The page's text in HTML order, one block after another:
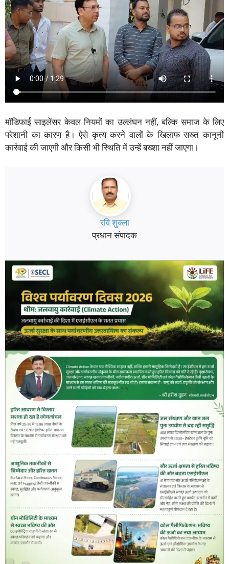
मॉडिफाई साइलेंसर केवल नियमों का उल्लंघन नहीं, बल्कि समाज के लिए
परेशानी का कारण है। ऐसे कृत्य करने वालों के खिलाफ सख्त कानूनी
कार्रवाई की जाएगी और किसी भी स्थिति में उन्हें बख्शा नहीं जाएगा।
रवि शुक्ला
प्रधान संपादक